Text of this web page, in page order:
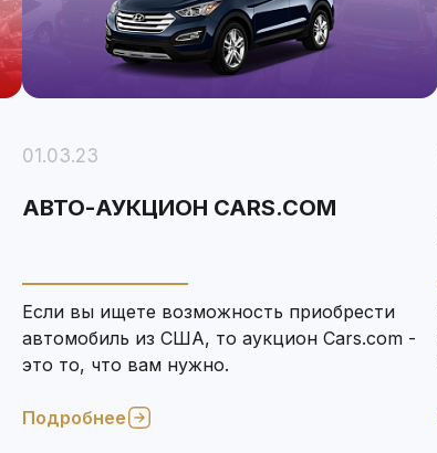
01.03.23
АВТО-АУКЦИОН CARS.COM
Если вы ищете возможность приобрести
автомобиль из США, то аукцион Cars.com -
это то, что вам нужно.
Подробнее